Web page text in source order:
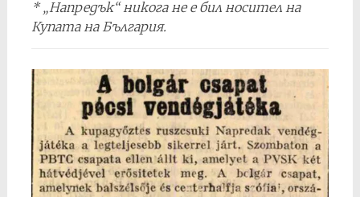
* „Напредък“ никога не е бил носител на
Купата на България.